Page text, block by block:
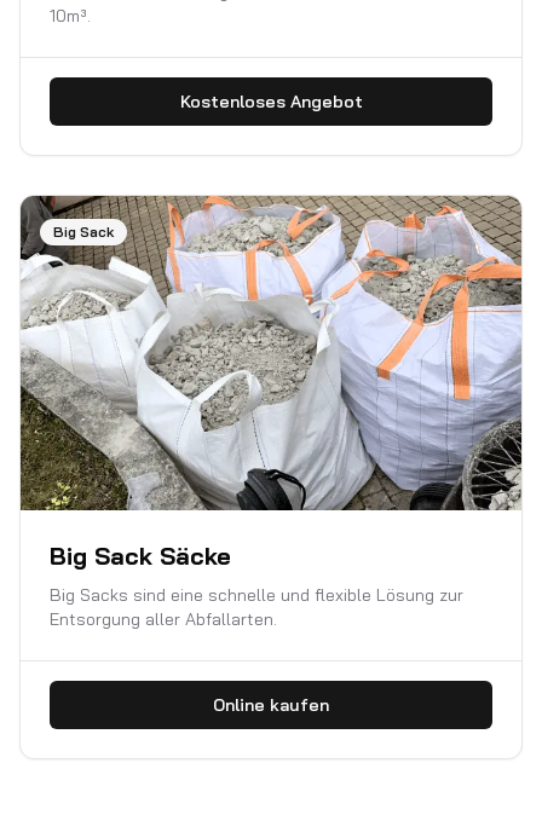
10m³.
Kostenloses Angebot
Big Sack
Big Sack Säcke
Big Sacks sind eine schnelle und flexible Lösung zur
Entsorgung aller Abfallarten.
Online kaufen